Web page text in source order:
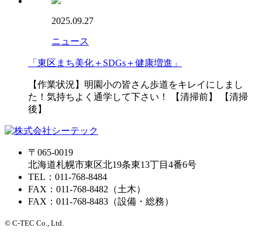
2025.09.27
ニュース
「東区まち美化＋SDGs＋健康増進」
【作業状況】明園小の皆さん歩道をキレイにしまし
た！気持ちよく通学して下さい！ 【清掃前】 【清掃
後】
〒065-0019
北海道札幌市東区北19条東13丁目4番6号
TEL：011-768-8484
FAX：011-768-8482（土木）
FAX：011-768-8483（設備・総務）
© C-TEC Co., Ltd.